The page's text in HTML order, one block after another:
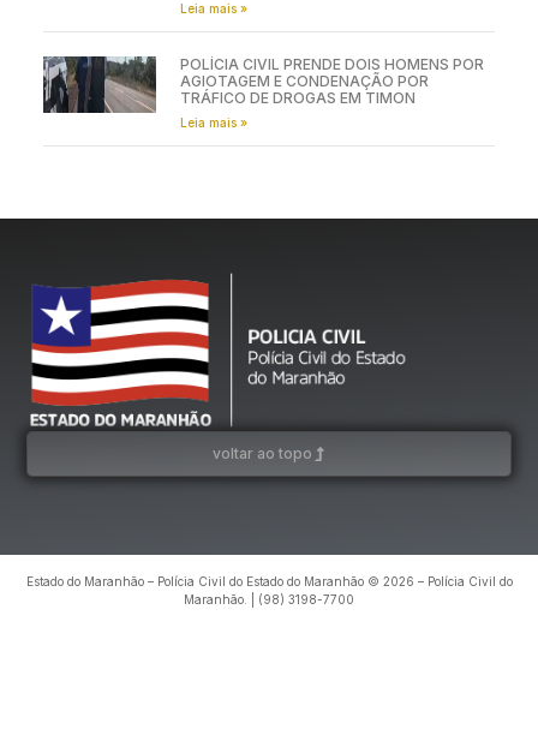
Leia mais »
POLÍCIA CIVIL PRENDE DOIS HOMENS POR
AGIOTAGEM E CONDENAÇÃO POR
TRÁFICO DE DROGAS EM TIMON
Leia mais »
voltar ao topo
Estado do Maranhão – Polícia Civil do Estado do Maranhão © 2026 – Polícia Civil do
Maranhão. | (98) 3198-7700